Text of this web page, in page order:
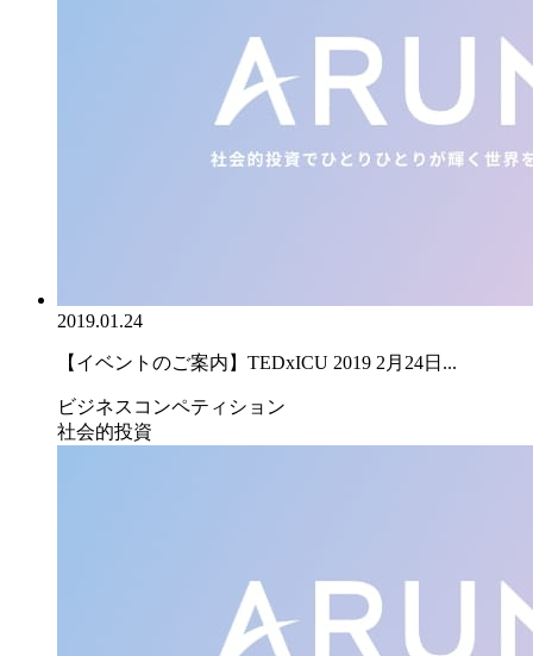
2019.01.24
【イベントのご案内】TEDxICU 2019 2月24日...
ビジネスコンペティション
社会的投資